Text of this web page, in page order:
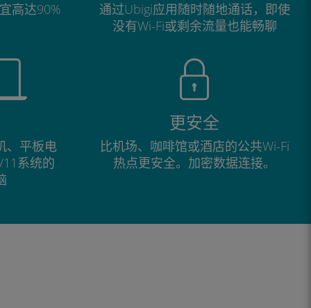
高达90%
通过Ubigi应用随时随地通话，即使
没有Wi-Fi或剩余流量也能畅聊
、平板电
系统的
更安全
比机场、咖啡馆或酒店的公共Wi-Fi
热点更安全。加密数据连接。